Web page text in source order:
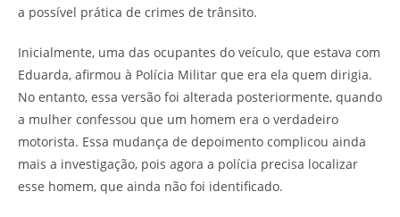
a possível prática de crimes de trânsito.
Inicialmente, uma das ocupantes do veículo, que estava com
Eduarda, afirmou à Polícia Militar que era ela quem dirigia.
No entanto, essa versão foi alterada posteriormente, quando
a mulher confessou que um homem era o verdadeiro
motorista. Essa mudança de depoimento complicou ainda
mais a investigação, pois agora a polícia precisa localizar
esse homem, que ainda não foi identificado.